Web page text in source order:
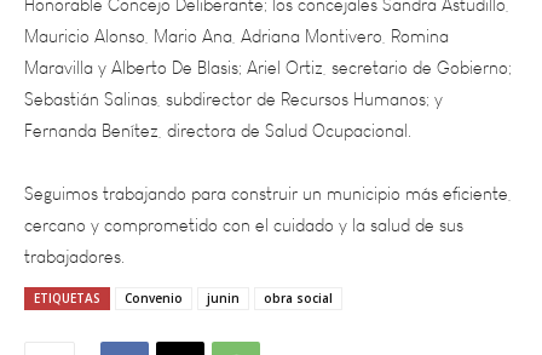
Maravilla y Alberto De Blasis; Ariel Ortiz, secretario de Gobierno;
Sebastián Salinas, subdirector de Recursos Humanos; y
Fernanda Benítez, directora de Salud Ocupacional.
Seguimos trabajando para construir un municipio más eficiente,
cercano y comprometido con el cuidado y la salud de sus
trabajadores.
ETIQUETAS Convenio junin obra social